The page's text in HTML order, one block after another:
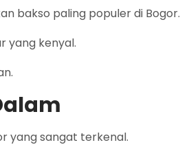
bakso paling populer di Bogor.
yang kenyal.
yang sangat terkenal.